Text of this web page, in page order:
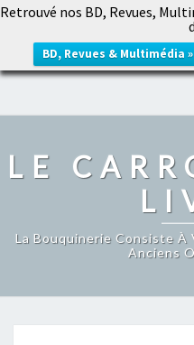
Retrouvé nos BD, Revues,
BD, Revues & Multimédia
LE CARROUSEL DU
LE
La Bouquinerie Consiste
Anciens